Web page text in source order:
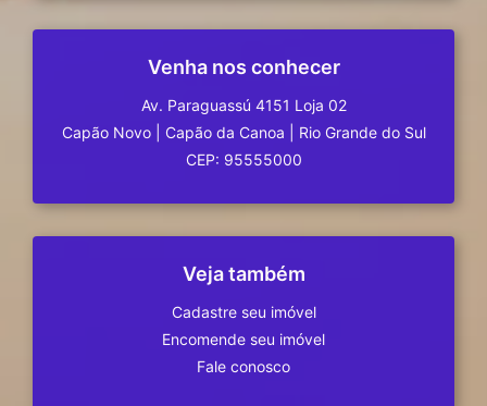
Venha nos conhecer
Av. Paraguassú 4151 Loja 02
Capão Novo
Capão da Canoa
Rio Grande do Sul
CEP: 95555000
Veja também
Cadastre seu imóvel
Encomende seu imóvel
Fale conosco